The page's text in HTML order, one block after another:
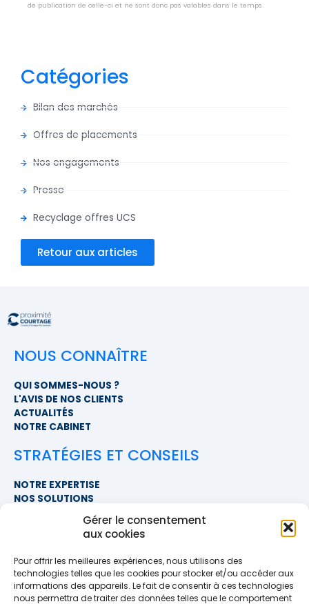
Gérer le consentement
aux cookies
Pour offrir les meilleures expériences, nous utilisons des
technologies telles que les cookies pour stocker et/ou accéder aux
informations des appareils. Le fait de consentir à ces technologies
nous permettra de traiter des données telles que le comportement
de publication de celle-ci et ne sont donc pas valables dans le temps.
Catégories
Bilan des marchés
Offres de placements
Nos engagements
Presse
Recyclage offres UCS
Retour aux articles
NOUS CONNAÎTRE
QUI SOMMES-NOUS ?
L'AVIS DE NOS CLIENTS
ACTUALITÉS
NOTRE CABINET
STRATÉGIES ET CONSEILS
NOTRE EXPERTISE
NOS SOLUTIONS
NOUS CONTACTER
SIÈGE SOCIAL
PROXIMITÉ COURTAGE
678 BOULEVARD DES HUNAUDIÈRES